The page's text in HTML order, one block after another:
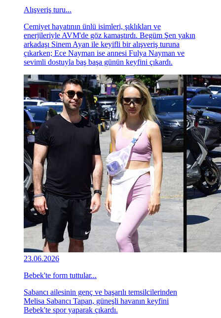
Alışveriş turu...
Cemiyet hayatının ünlü isimleri, şıklıkları ve
enerjileriyle AVM'de göz kamaştırdı. Begüm Şen yakın
arkadaşı Sinem Ayan ile keyifli bir alışveriş turuna
çıkarken; Ece Nayman ise annesi Fulya Nayman ve
sevimli dostuyla baş başa günün keyfini çıkardı.
23.06.2026
Bebek'te form tuttular...
Sabancı ailesinin genç ve başarılı temsilcilerinden
Melisa Sabancı Tapan, güneşli havanın keyfini
Bebek'te spor yaparak çıkardı.